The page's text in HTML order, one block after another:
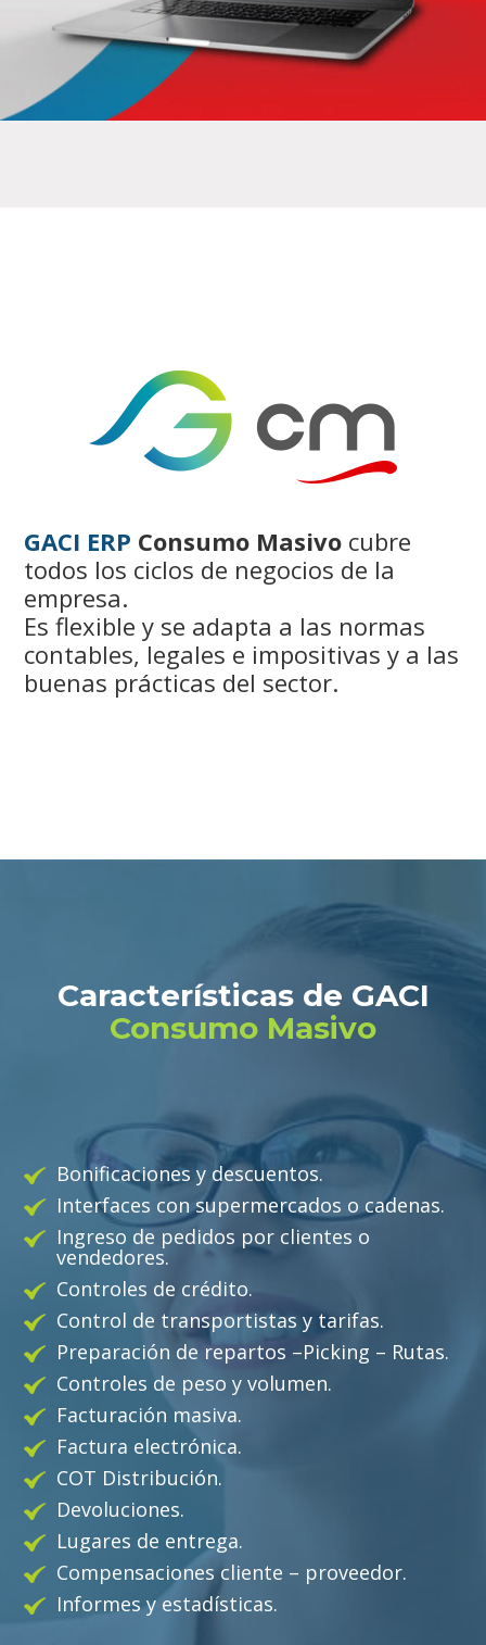
GACI ERP Consumo Masivo cubre
todos los ciclos de negocios de la
empresa.
Es flexible y se adapta a las normas
contables, legales e impositivas y a las
buenas prácticas del sector.
Características de GACI
Consumo Masivo
Bonificaciones y descuentos.
Interfaces con supermercados o cadenas.
Ingreso de pedidos por clientes o
vendedores.
Controles de crédito.
Control de transportistas y tarifas.
Preparación de repartos –Picking – Rutas.
Controles de peso y volumen.
Facturación masiva.
Factura electrónica.
COT Distribución.
Devoluciones.
Lugares de entrega.
Compensaciones cliente – proveedor.
Informes y estadísticas.